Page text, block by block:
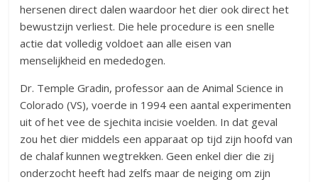
hersenen direct dalen waardoor het dier ook direct het
bewustzijn verliest. Die hele procedure is een snelle
actie dat volledig voldoet aan alle eisen van
menselijkheid en mededogen.
Dr. Temple Gradin, professor aan de Animal Science in
Colorado (VS), voerde in 1994 een aantal experimenten
uit of het vee de sjechita incisie voelden. In dat geval
zou het dier middels een apparaat op tijd zijn hoofd van
de chalaf kunnen wegtrekken. Geen enkel dier die zij
onderzocht heeft had zelfs maar de neiging om zijn